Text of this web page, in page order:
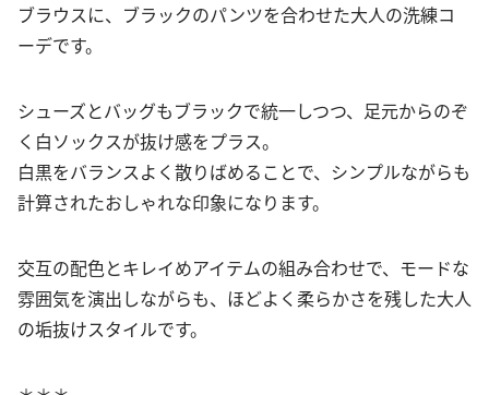
ブラウスに、ブラックのパンツを合わせた大人の洗練コ
ーデです。
シューズとバッグもブラックで統一しつつ、足元からのぞ
く白ソックスが抜け感をプラス。
白黒をバランスよく散りばめることで、シンプルながらも
計算されたおしゃれな印象になります。
交互の配色とキレイめアイテムの組み合わせで、モードな
雰囲気を演出しながらも、ほどよく柔らかさを残した大人
の垢抜けスタイルです。